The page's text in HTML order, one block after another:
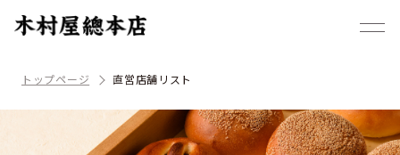
トップページ 直営店舗リスト